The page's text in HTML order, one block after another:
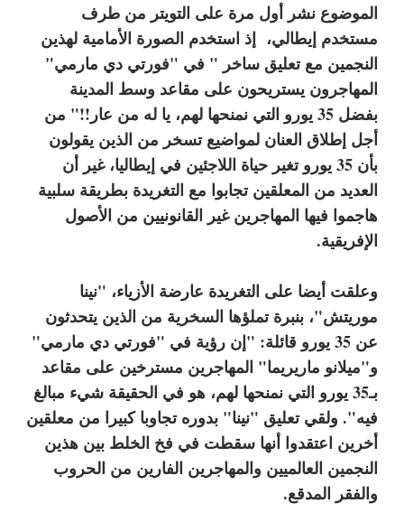
الموضوع نشر أول مرة على التويتر من طرف
مستخدم إيطالي، إذ استخدم الصورة الأمامية لهذين
النجمين مع تعليق ساخر " في "فورتي دي مارمي"
المهاجرون يستريحون على مقاعد وسط المدينة
بفضل 35 يورو التي نمنحها لهم، يا له من عار!!" من
أجل إطلاق العنان لمواضيع تسخر من الذين يقولون
بأن 35 يورو تغير حياة اللاجئين في إيطاليا، غير أن
العديد من المعلقين تجابوا مع التغريدة بطريقة سلبية
هاجموا فيها المهاجرين غير القانونيين من الأصول
الإفريقية.
وعلقت أيضا على التغريدة عارضة الأزياء، "نينا
موريتش"، بنبرة تملؤها السخرية من الذين يتحدثون
عن 35 يورو قائلة: "إن رؤية في "فورتي دي مارمي"
و"ميلانو ماريريما" المهاجرين مسترخين على مقاعد
بـ35 يورو التي نمنحها لهم، هو في الحقيقة شيء مبالغ
فيه". ولقي تعليق "نينا" بدوره تجاوبا كبيرا من معلقين
أخرين اعتقدوا أنها سقطت في فخ الخلط بين هذين
النجمين العالميين والمهاجرين الفارين من الحروب
والفقر المدقع.